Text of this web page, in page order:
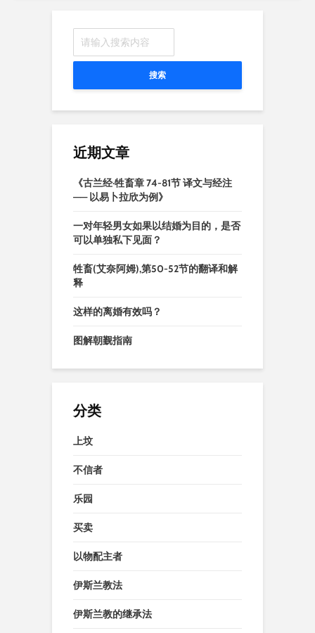
搜索
近期文章
《古兰经·牲畜章 74-81节 译文与经注
—— 以易卜拉欣为例》
一对年轻男女如果以结婚为目的，是否
可以单独私下见面？
牲畜(艾奈阿姆),第50-52节的翻译和解
释
这样的离婚有效吗？
图解朝觐指南
分类
上坟
不信者
乐园
买卖
以物配主者
伊斯兰教法
伊斯兰教的继承法